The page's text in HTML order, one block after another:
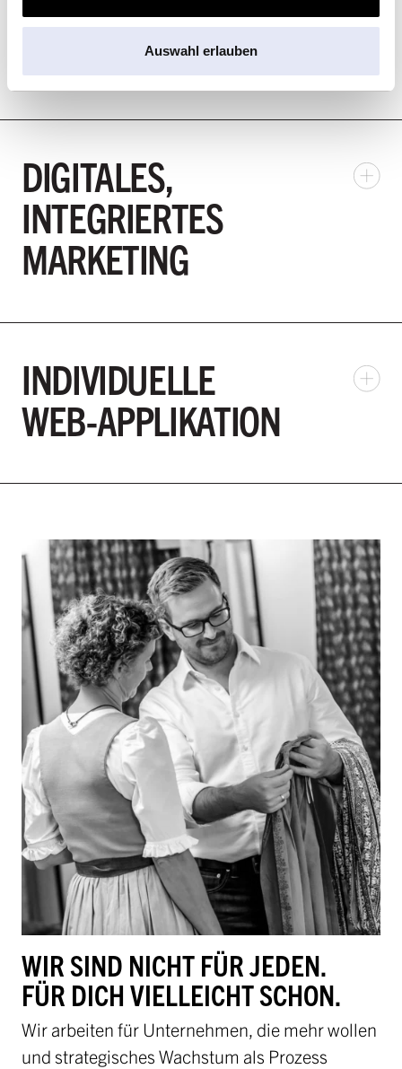
Auswahl erlauben
WEBSEITE &
E-COMMERCE LÖSUNG
DIGITALES,
INTEGRIERTES
MARKETING
INDIVIDUELLE
WEB-APPLIKATION
WIR SIND NICHT FÜR JEDEN.
FÜR DICH VIELLEICHT SCHON.
Wir arbeiten für Unternehmen, die mehr wollen
und strategisches Wachstum als Prozess